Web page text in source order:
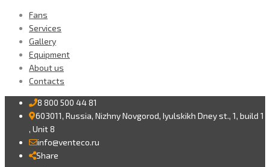
Fans
Services
Gallery
Equipment
About us
Contacts
8 800 500 44 81
603011, Russia, Nizhny Novgorod, Iyulskikh Dney st., 1, build 1
, Unit 8
info@venteco.ru
Share